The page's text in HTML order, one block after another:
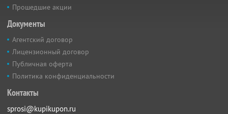
Прошедшие акции
Документы
Агентский договор
Лицензионный договор
Публичная оферта
Политика конфиденциальности
Контакты
sprosi@kupikupon.ru